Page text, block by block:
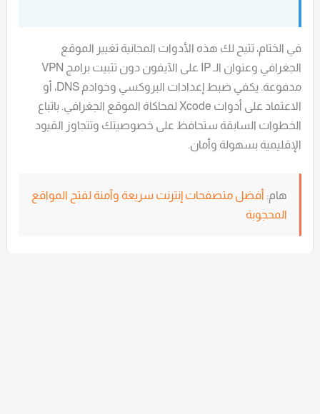
في الختام، تتيح لك هذه الأدوات المجانية تغيير الموقع
الجغرافي وعنوان الـ IP على الآيفون دون تثبيت برامج VPN
مدفوعة. يكفي ضبط إعدادات البروكسي وخوادم DNS، أو
الاعتماد على أدوات Xcode لمحاكاة الموقع الجغرافي. باتباع
الخطوات السابقة ستحافظ على خصوصيتك وتتجاوز القيود
الإقليمية بسهولة وأمان.
هام: أفضل متصفحات إنترنت سريعة وآمنة لفتح المواقع
المحجوبة